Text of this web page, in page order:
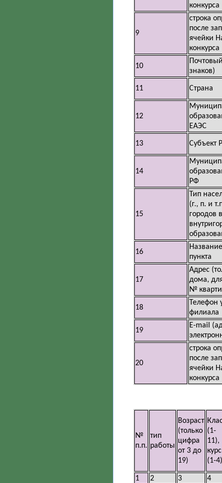
конкурса
9
строка
после
ячейки
конкурса
10
знаков)
11 Страна
12
ЕАЭС
13 Субъект
14
РФ
15
Тип
(г., п. и
городов
16
пункта
17
Адрес
дома,
№
18
Телефон
филиала
19
E-mail
20
строка
после
ячейки
конкурса
№
п.п.
тип
работы
Возраст
(только
цифра
от 3 до
19)
(1-
11),
курс
(1-4)
1 2 3
4